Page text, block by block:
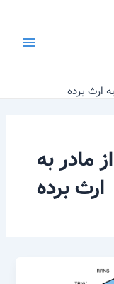
ارث برده
مادر به
ارث برده